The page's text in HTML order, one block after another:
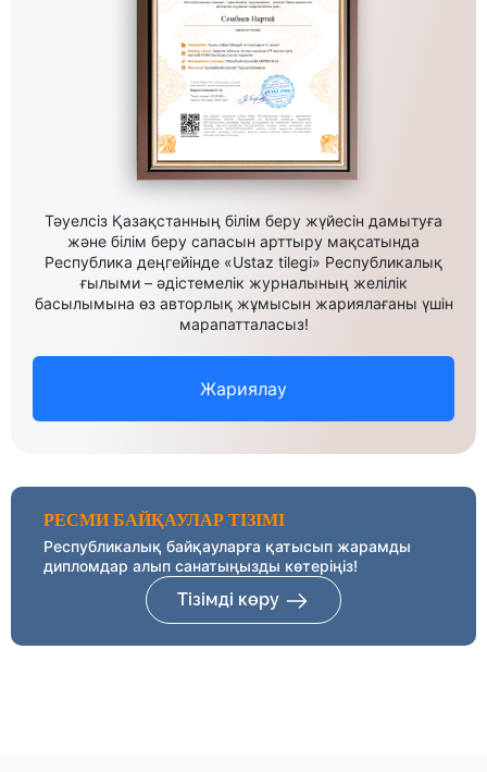
Тәуелсіз Қазақстанның білім беру жүйесін дамытуға
және білім беру сапасын арттыру мақсатында
Республика деңгейінде «Ustaz tilegi» Республикалық
ғылыми – әдістемелік журналының желілік
басылымына өз авторлық жұмысын жариялағаны үшін
марапатталасыз!
Жариялау
РЕСМИ БАЙҚАУЛАР ТІЗІМІ
Республикалық байқауларға қатысып жарамды
дипломдар алып санатыңызды көтеріңіз!
Тізімді көру